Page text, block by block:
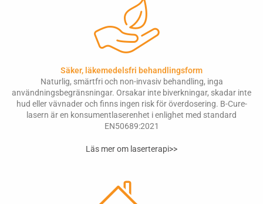
Säker, läkemedelsfri behandlingsform
Naturlig, smärtfri och non-invasiv behandling, inga
användningsbegränsningar. Orsakar inte biverkningar, skadar inte
hud eller vävnader och finns ingen risk för överdosering. B-Cure-
lasern är en konsumentlaserenhet i enlighet med standard
EN50689:2021
Läs mer om laserterapi>>